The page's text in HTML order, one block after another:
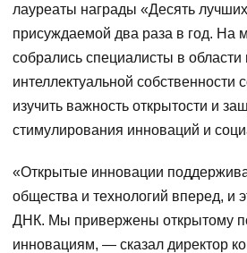
лауреаты награды «Десять
присуждаемой два раза в год. На
собрались специалисты в области
интеллектуальной собственности
изучить важность открытости и
стимулирования инноваций и
«Открытые инновации
общества и технологий вперед, и
ДНК. Мы привержены открытому
инновациям, — сказал директор